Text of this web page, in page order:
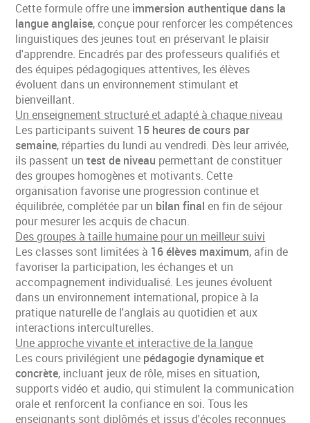
VOS COORDONNÉES
Recevoir notre lettre d'informations
oui non
Cette formule offre une immersion authentique dans la
langue anglaise, conçue pour renforcer les compétences
linguistiques des jeunes tout en préservant le plaisir
d'apprendre. Encadrés par des professeurs qualifiés et
des équipes pédagogiques attentives, les élèves
évoluent dans un environnement stimulant et
bienveillant.
Un enseignement structuré et adapté à chaque niveau
Les participants suivent 15 heures de cours par
semaine, réparties du lundi au vendredi. Dès leur arrivée,
ils passent untest de niveau permettant de constituer
des groupes homogènes et motivants. Cette
organisation favorise une progression continue et
équilibrée, complétée par un bilan final en fin de séjour
pour mesurer les acquis de chacun.
Des groupes à taille humaine pour un meilleur suivi
Les classes sont limitées à 16 élèves maximum, afin de
favoriser la participation, les échanges et un
accompagnement individualisé. Les jeunes évoluent
dans un environnement international, propice à la
pratique naturelle de l'anglais au quotidien et aux
interactions interculturelles.
Une approche vivante et interactive de la langue
Les cours privilégient une pédagogie dynamique et
concrète, incluant jeux de rôle, mises en situation,
supports vidéo et audio, qui stimulent la communication
orale et renforcent la confiance en soi. Tous les
enseignants sont diplômés et issus d'écoles reconnues